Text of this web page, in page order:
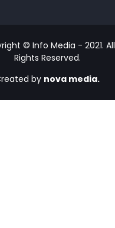
© Info Media - 2021. All
Rights Reserved.
by nova media.